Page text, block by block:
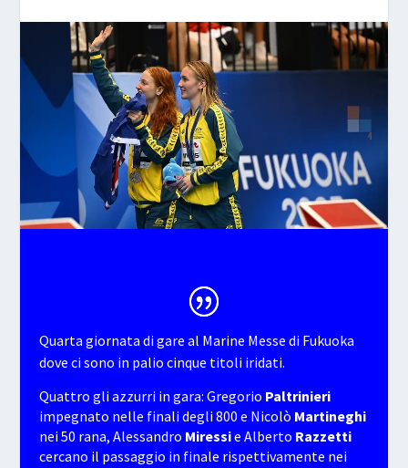
Quarta giornata di gare al Marine Messe di Fukuoka
dove ci sono in palio cinque titoli iridati.
Quattro gli azzurri in gara: Gregorio Paltrinieri
impegnato nelle finali degli 800 e Nicolò Martineghi
nei 50 rana, Alessandro Miressie Alberto Razzetti
cercano il passaggio in finale rispettivamente nei